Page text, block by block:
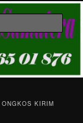
HP.
di Kota Medan &
Cari
KIRIM